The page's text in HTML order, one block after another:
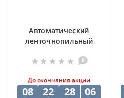
Автоматический
ленточнопильный
500SA
0
До окончания акции
08 22 28 05